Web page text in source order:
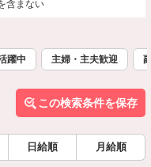
含まない
躍中 主婦・主夫歓迎
この検索条件を保存
日給順 月給順